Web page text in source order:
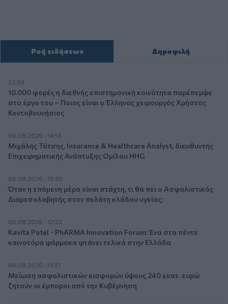
Ροή ειδήσεων Δημοφιλή
22:39
10.000 φορές η διεθνής επιστημονική κοινότητα παρέπεμψε
στο έργο του – Ποιος είναι ο Έλληνας χειρουργός Χρήστος
Κοντοβουνήσιος
06.08.2026 - 14:55
Μιχάλης Τάτσης, Insurance & Healthcare Analyst, διευθυντής
Επιχειρηματικής Ανάπτυξης Ομίλου HHG
06.08.2026 - 13:30
Όταν η επόμενη μέρα είναι στάχτη, τι θα πει ο Ασφαλιστικός
Διαμεσολαβητής στον πελάτη κλάδου υγείας;
06.08.2026 - 12:22
Kavita Patel - PhARMA Innovation Forum: Ένα στα πέντε
καινοτόμα φάρμακα φτάνει τελικά στην Ελλάδα
06.08.2026 - 11:37
Μείωση ασφαλιστικών εισφορών ύψους 240 εκατ. ευρώ
ζητούν οι έμποροι από την Κυβέρνηση